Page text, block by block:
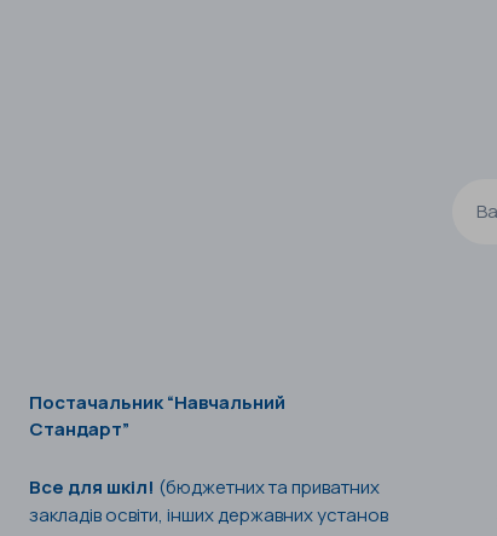
Постачальник “Навчальний
Стандарт”
Все для шкіл! (бюджетних та приватних
закладів освіти, інших державних установ